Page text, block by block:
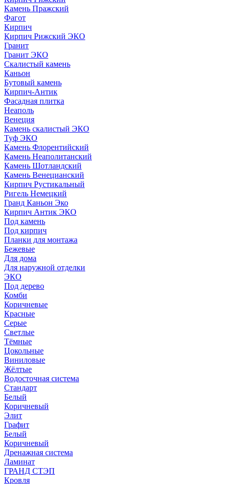
Камень Пражский
Фагот
Кирпич
Кирпич Рижский ЭКО
Гранит
Гранит ЭКО
Скалистый камень
Каньон
Бутовый камень
Кирпич-Антик
Фасадная плитка
Неаполь
Венеция
Камень скалистый ЭКО
Туф ЭКО
Камень Флорентийский
Камень Неаполитанский
Камень Шотландский
Камень Венецианский
Кирпич Рустикальный
Ригель Немецкий
Гранд Каньон Эко
Кирпич Антик ЭКО
Под камень
Под кирпич
Планки для монтажа
Бежевые
Для дома
Для наружной отделки
ЭКO
Под дерево
Комби
Коричневые
Красные
Серые
Светлые
Тёмные
Цокольные
Виниловые
Жёлтые
Водосточная система
Стандарт
Белый
Коричневый
Элит
Графит
Белый
Коричневый
Дренажная система
Ламинат
ГРАНД СТЭП
Кровля